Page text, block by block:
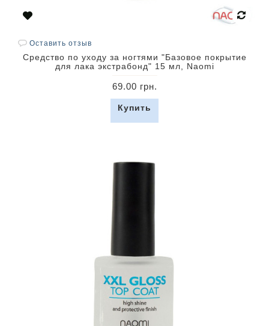
Оставить отзыв
Средство по уходу за ногтями "Базовое покрытие
для лака экстрабонд" 15 мл, Naomi
69.00 грн.
Купить